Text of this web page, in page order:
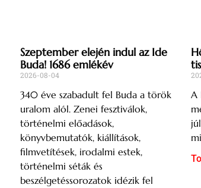
Szeptember elején indul az Ide
Buda! 1686 emlékév
2026-08-04
340 éve szabadult fel Buda a török
uralom alól. Zenei fesztiválok,
történelmi előadások,
könyvbemutatók, kiállítások,
filmvetítések, irodalmi estek,
történelmi séták és
beszélgetéssorozatok idézik fel
A